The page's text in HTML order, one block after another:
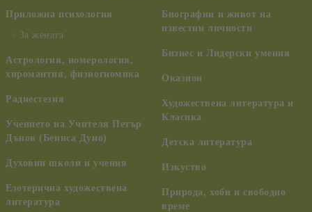
Приложна психология
За жената
Астрология, номерология,
хиромантия, физиогномика
Радиестезия
Учението на Учителя Петър
Дънов (Беинса Дуно)
Духовни школи и учения
Езотерична художествена
литература
Биографии и живот на
известни личности
Бизнес и Лидерски умения
Оказион
Художествена литература и
Класика
Детска литература
Изкуство
Природа, хоби и свободно
време